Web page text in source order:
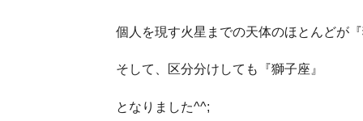
個人を現す火星までの天体のほとんどが『
そして、区分分けしても『獅子座』
となりました^^;